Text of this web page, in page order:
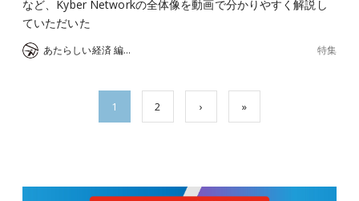
など、Kyber Networkの全体像を動画で分かりやすく解説し
ていただいた
あたらしい経済 編集部 特集
1 2 › »